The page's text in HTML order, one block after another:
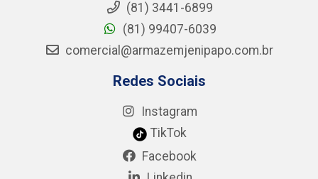
(81) 3441-6899
(81) 99407-6039
comercial@armazemjenipapo.com.br
Redes Sociais
Instagram
TikTok
Facebook